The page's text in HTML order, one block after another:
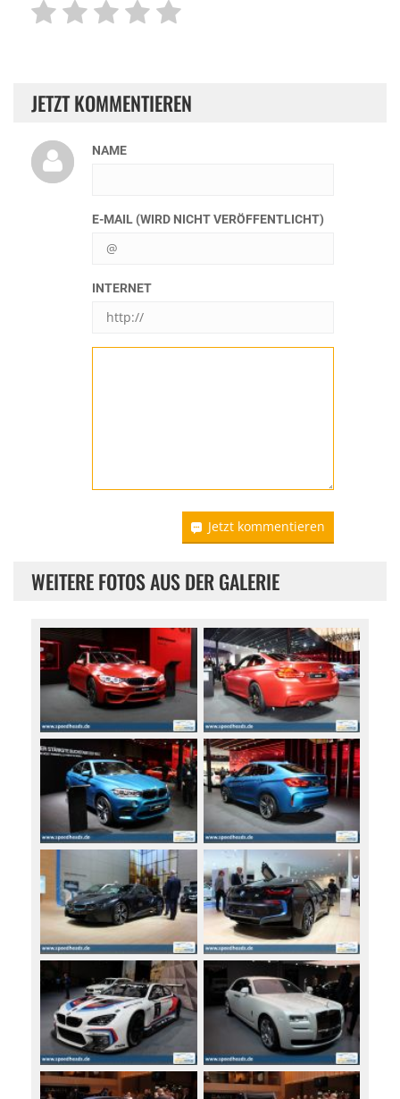
JETZT KOMMENTIEREN
NAME
E-MAIL (WIRD NICHT VERÖFFENTLICHT)
INTERNET
Jetzt kommentieren
WEITERE FOTOS AUS DER GALERIE